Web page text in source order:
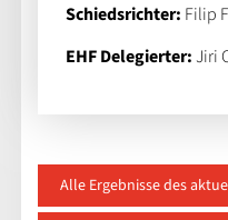
Schiedsrichter: Filip
EHF Delegierter:Jiri
Alle Ergebnisse des